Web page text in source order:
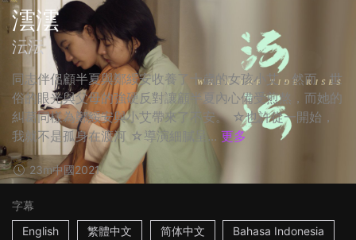
澐澐
沄沄
同志伴侶顧半夏與鄭綏安收養了十歲的女孩小艾，然而，世
俗的眼光與父母的強硬反對讓顧半夏內心備受煎熬，而她的
糾葛同樣為鄭綏安與小艾帶來了不安。 ☆也許從一開始，
我就不是孤身在渡河 ☆導演細膩呈... 更多
23m中國2021
字幕
English
繁體中文 简体中文 Bahasa Indonesia